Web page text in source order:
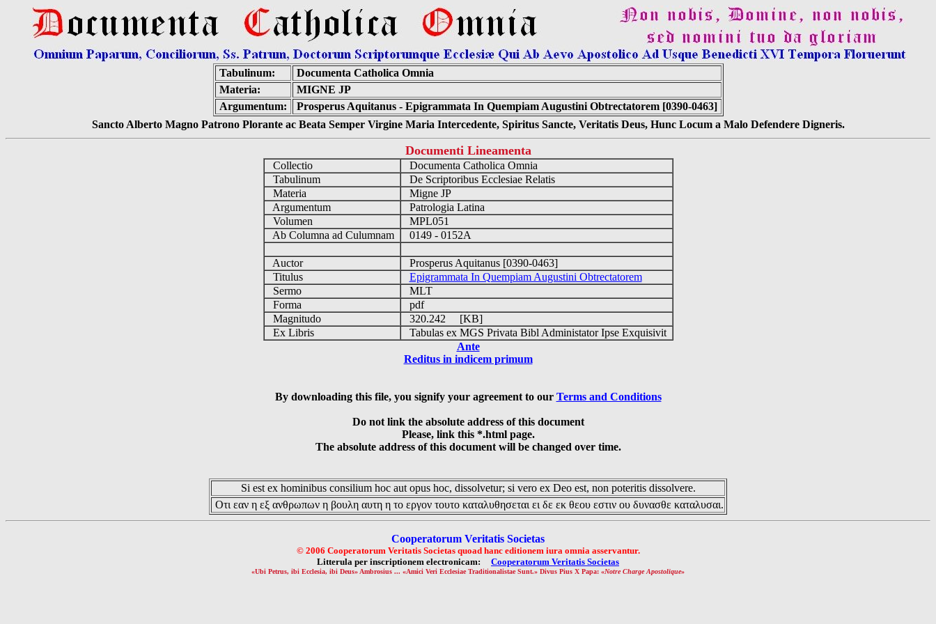
Tabulinum:
Documenta Catholica Omnia
Materia:
MIGNE JP
Argumentum:
Prosperus Aquitanus - Epigrammata In Quempiam Augustini Obtrectatorem [0390-0463]
Sancto Alberto Magno Patrono Plorante ac Beata Semper Virgine Maria Intercedente, Spiritus Sancte, Veritatis Deus, Hunc Locum a Malo Defendere Digneris.
Documenti Lineamenta
Collectio
Documenta Catholica Omnia
Tabulinum
De Scriptoribus Ecclesiae Relatis
Materia
Migne JP
Argumentum
Patrologia Latina
Volumen
MPL051
Ab Columna ad Culumnam
0149 - 0152A
Auctor
Prosperus Aquitanus [0390-0463]
Titulus
Epigrammata In Quempiam Augustini Obtrectatorem
Sermo
MLT
Forma
pdf
Magnitudo
320.242 [KB]
Ex Libris
Tabulas ex MGS Privata Bibl Administator Ipse Exquisivit
Ante
Reditus in indicem primum
By downloading this file, you signify your agreement to our Terms and Conditions
Do not link the absolute address of this document
Please, link this *.html page.
The absolute address of this document will be changed over time.
Si est ex hominibus consilium hoc aut opus hoc, dissolvetur; si vero ex Deo est, non poteritis dissolvere.
Οτι εαν η εξ ανθρωπων η βουλη αυτη η το εργον τουτο καταλυθησεται ει δε εκ θεου εστιν ου δυνασθε καταλυσαι.
Cooperatorum Veritatis Societas
© 2006 Cooperatorum Veritatis Societas quoad hanc editionem iura omnia asservantur.
Litterula per inscriptionem electronicam: Cooperatorum Veritatis Societas
«Ubi Petrus, ibi Ecclesia, ibi Deus» Ambrosius ... «Amici Veri Ecclesiae Traditionalistae Sunt.» Divus Pius X Papa: «Notre Charge Apostolique»